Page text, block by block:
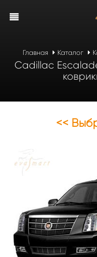
Главная Каталог
Cadillac
<<